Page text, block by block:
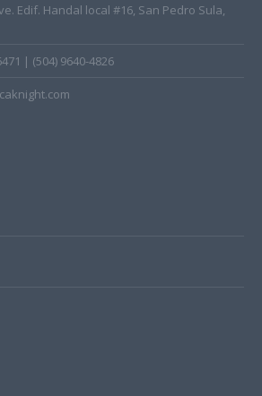
Edif. Handal local #16, San Pedro Sula,
| (504) 9640-4826